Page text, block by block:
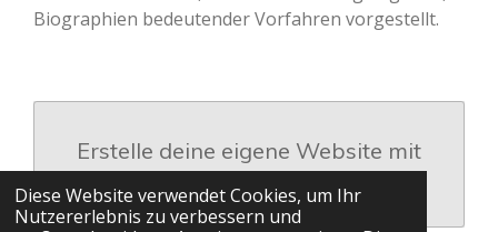
Diese Website verwendet Cookies, um Ihr
Nutzererlebnis zu verbessern und
Biographien bedeutender Vorfahren vorgestellt.
Erstelle deine eigene Website mit
Webador